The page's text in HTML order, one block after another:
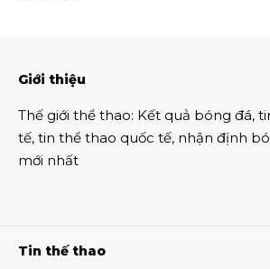
Giới thiệu
Thế giới thể thao: Kết quả bóng đá,
tế, tin thể thao quốc tế, nhận định
mới nhất
Tin thế thao